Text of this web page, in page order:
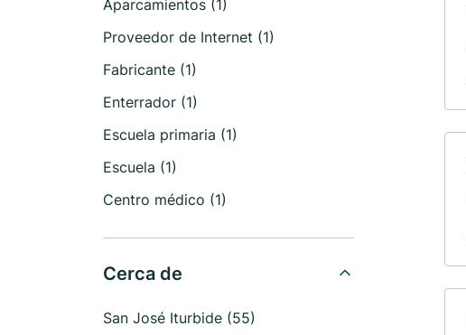
Aparcamientos (1)
Proveedor de Internet (1)
Fabricante (1)
Enterrador (1)
Escuela primaria (1)
Escuela (1)
Centro médico (1)
Cerca de
San José Iturbide (55)